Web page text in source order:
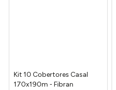
Kit 10 Cobertores Casal
170x190m - Fibran